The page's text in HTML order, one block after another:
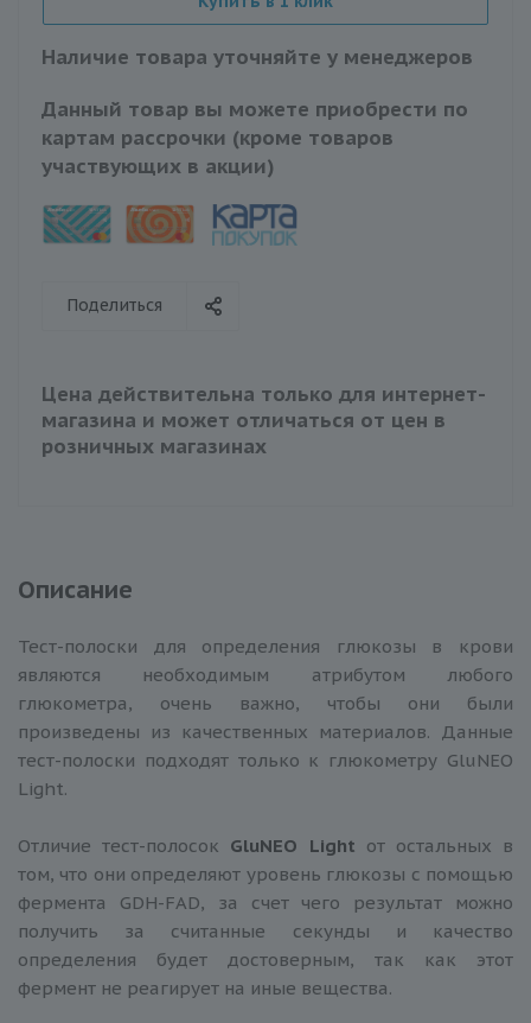
Наличие товара уточняйте у менеджеров
Данный товар вы можете приобрести по
картам рассрочки (кроме товаров
участвующих в акции)
Поделиться
Цена действительна только для интернет-
магазина и может отличаться от цен в
розничных магазинах
Описание
Тест-полоски для определения глюкозы в крови
являются необходимым атрибутом любого
глюкометра, очень важно, чтобы они были
произведены из качественных материалов. Данные
тест-полоски подходят только к глюкометру GluNEO
Light.
Отличие тест-полосок GluNEO Light от остальных в
том, что они определяют уровень глюкозы с помощью
фермента GDH-FAD, за счет чего результат можно
получить за считанные секунды и качество
определения будет достоверным, так как этот
фермент не реагирует на иные вещества.